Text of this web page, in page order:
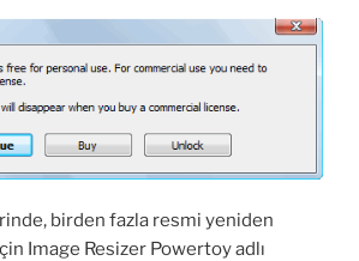
birden fazla resmi yeniden
Image Resizer Powertoy adlı